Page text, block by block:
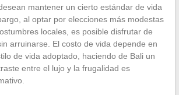
mantener un cierto estándar de vida
al optar por elecciones más modestas
locales, es posible disfrutar de
arruinarse. El costo de vida depende en
de vida adoptado, haciendo de Bali un
entre el lujo y la frugalidad es